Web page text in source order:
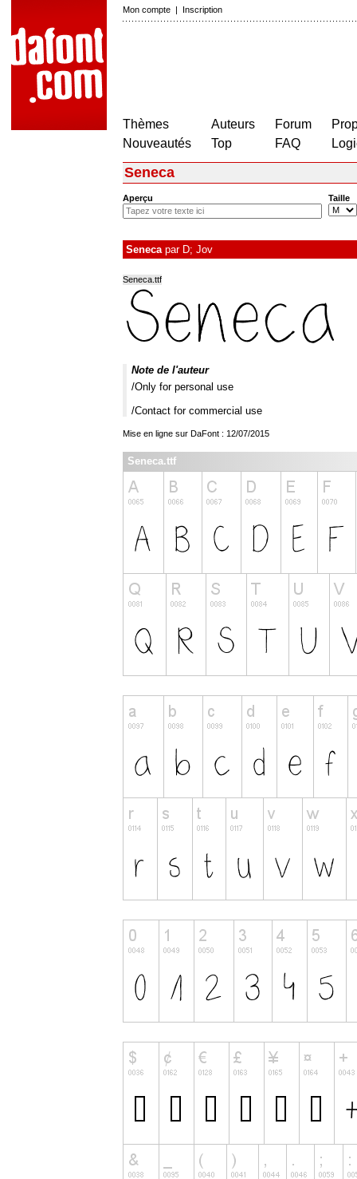
Mon compte | Inscription
Thèmes
Nouveautés
Auteurs
Top
Forum
FAQ
Seneca
Aperçu Taille
Senecapar D; Jov
Seneca.ttf
Note de l'auteur
/Only for personal use
/Contact for commercial use
Mise en ligne sur DaFont : 12/07/2015
Seneca.ttf